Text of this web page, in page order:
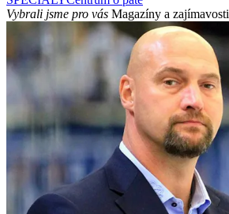
Vybrali jsme pro vás Magazíny a zajímavosti